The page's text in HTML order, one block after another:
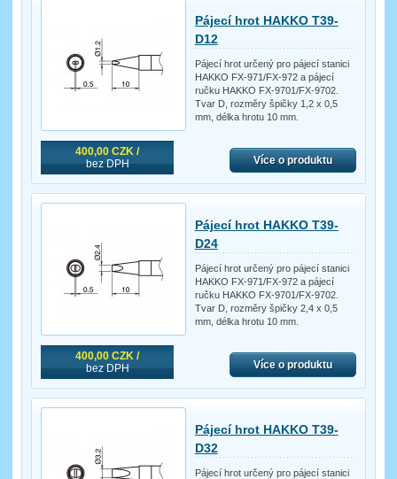
400,00 CZK /
bez DPH
Pájecí hrot HAKKO T39-
D12
Pájecí hrot určený pro pájecí stanici
HAKKO FX-971/FX-972 a pájecí
ručku HAKKO FX-9701/FX-9702.
Tvar D, rozměry špičky 1,2 x 0,5
mm, délka hrotu 10 mm.
Více o produktu
400,00 CZK /
bez DPH
Pájecí hrot HAKKO T39-
D24
Pájecí hrot určený pro pájecí stanici
HAKKO FX-971/FX-972 a pájecí
ručku HAKKO FX-9701/FX-9702.
Tvar D, rozměry špičky 2,4 x 0,5
mm, délka hrotu 10 mm.
Více o produktu
Pájecí hrot HAKKO T39-
D32
Pájecí hrot určený pro pájecí stanici